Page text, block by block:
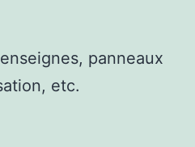
panneaux
etc.